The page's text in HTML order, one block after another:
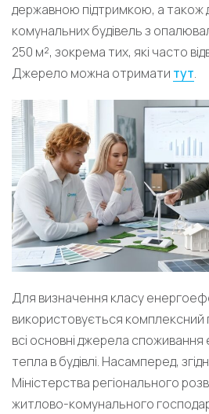
державною підтримкою, а також
комунальних будівель з
250 м², зокрема тих, які часто
Джерело можна отримати тут.
Для визначення класу
використовується комплексний
всі основні джерела споживання
тепла в будівлі. Насамперед,
Міністерства регіонального
житлово-комунального